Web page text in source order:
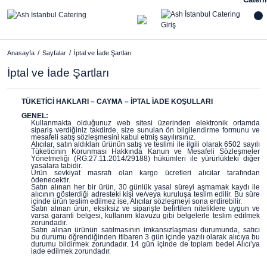
Anasayfa Sayfalar İptal ve İade Şartları
İptal ve İade Şartları
TÜKETİCİ HAKLARI – CAYMA – İPTAL İADE KOŞULLARI
GENEL:
Kullanmakta olduğunuz web sitesi üzerinden elektronik ortamda
sipariş verdiğiniz takdirde, size sunulan ön bilgilendirme formunu ve
mesafeli satış sözleşmesini kabul etmiş sayılırsınız.
Alıcılar, satın aldıkları ürünün satış ve teslimi ile ilgili olarak 6502 sayılı
Tüketicinin Korunması Hakkında Kanun ve Mesafeli Sözleşmeler
Yönetmeliği (RG:27.11.2014/29188) hükümleri ile yürürlükteki diğer
yasalara tabidir.
Ürün sevkiyat masrafı olan kargo ücretleri alıcılar tarafından
ödenecektir.
Satın alınan her bir ürün, 30 günlük yasal süreyi aşmamak kaydı ile
alıcının gösterdiği adresteki kişi ve/veya kuruluşa teslim edilir. Bu süre
içinde ürün teslim edilmez ise, Alıcılar sözleşmeyi sona erdirebilir.
Satın alınan ürün, eksiksiz ve siparişte belirtilen niteliklere uygun ve
varsa garanti belgesi, kullanım klavuzu gibi belgelerle teslim edilmek
zorundadır.
Satın alınan ürünün satılmasının imkansızlaşması durumunda, satıcı
bu durumu öğrendiğinden itibaren 3 gün içinde yazılı olarak alıcıya bu
durumu bildirmek zorundadır. 14 gün içinde de toplam bedel Alıcı’ya
iade edilmek zorundadır.